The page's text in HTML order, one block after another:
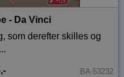
- Da Vinci
som derefter skilles og
BA-53232